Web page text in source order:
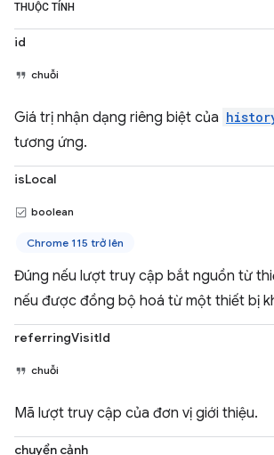
THUỘC TÍNH
id
chuỗi
Giá trị nhận dạng riêng biệt của
tương ứng.
isLocal
boolean
Chrome 115 trở lên
Đúng nếu lượt truy cập bắt nguồn từ
nếu được đồng bộ hoá từ một thiết bị
referringVisitId
chuỗi
Mã lượt truy cập của đơn vị giới thiệu.
chuyển cảnh